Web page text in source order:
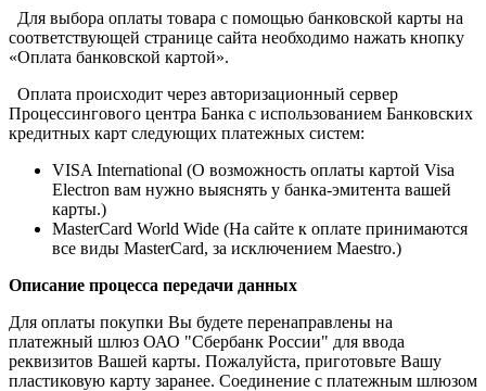
Для выбора оплаты товара с помощью банковской карты на
соответствующей странице сайта необходимо нажать кнопку
«Оплата банковской картой».
Оплата происходит через авторизационный сервер
Процессингового центра Банка с использованием Банковских
кредитных карт следующих платежных систем:
VISA International (О возможность оплаты картой Visa
Electron вам нужно выяснять у банка-эмитента вашей
карты.)
MasterCard World Wide (На сайте к оплате принимаются
все виды MasterCard, за исключением Maestro.)
Описание процесса передачи данных
Для оплаты покупки Вы будете перенаправлены на
платежный шлюз ОАО "Сбербанк России" для ввода
реквизитов Вашей карты. Пожалуйста, приготовьте Вашу
пластиковую карту заранее. Соединение с платежным шлюзом